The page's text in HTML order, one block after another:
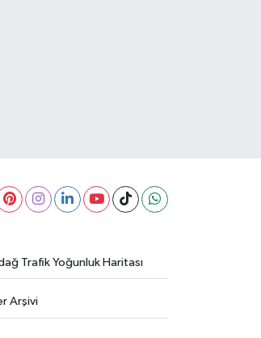
Trafik Yoğunluk Haritası
Arşivi